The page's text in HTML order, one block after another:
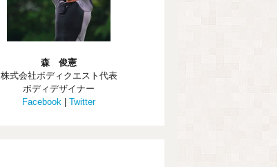
森 俊憲
株式会社ボディクエスト代表
ボディデザイナー
Facebook |Twitter